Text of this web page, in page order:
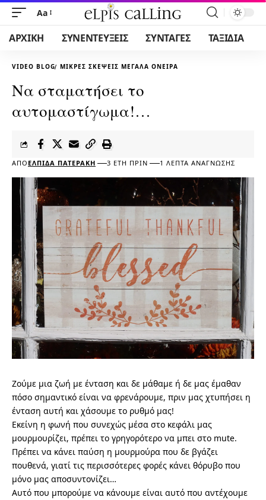
Aa
ΑΡΧΙΚΗ ΣΥΝΕΝΤΕΥΞΕΙΣ ΣΥΝΤΑΓΕΣ ΤΑΞΙΔΙΑ
VIDEO BLOG ΜΙΚΡΕΣ ΣΚΕΨΕΙΣ ΜΕΓΑΛΑ ΟΝΕΙΡΑ
Να σταματήσει το
αυτομαστίγωμα!…
ΑΠΌ ΕΛΠΊΔΑ ΠΑΤΕΡΆΚΗ 3 ΈΤΗ ΠΡΙΝ 1 ΛΕΠΤΆ ΑΝΆΓΝΩΣΗΣ
Ζούμε μια ζωή με ένταση και δε μάθαμε ή δε μας έμαθαν
πόσο σημαντικό είναι να φρενάρουμε, πριν μας χτυπήσει η
ένταση αυτή και χάσουμε το ρυθμό μας!
Εκείνη η φωνή που συνεχώς μέσα στο κεφάλι μας
μουρμουρίζει, πρέπει το γρηγορότερο να μπει στο mute.
Πρέπει να κάνει παύση η μουρμούρα που δε βγάζει
πουθενά, γιατί τις περισσότερες φορές κάνει θόρυβο που
μόνο μας αποσυντονίζει…
Αυτό που μπορούμε να κάνουμε είναι αυτό που αντέχουμε